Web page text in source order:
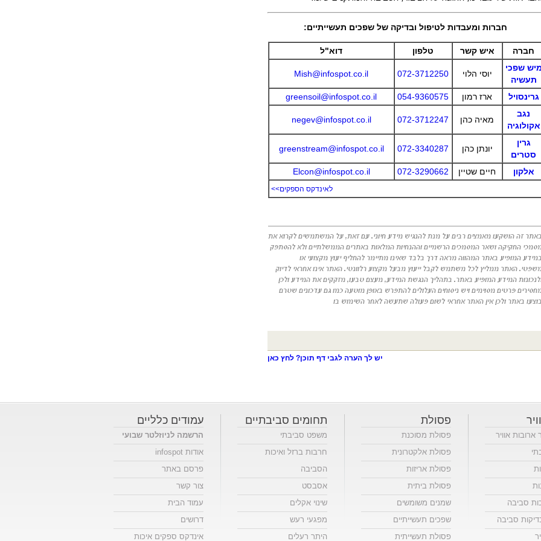
חברות ומעבדות לטיפול ובדיקה של שפכים תעשייתיים:
חברה איש קשר טלפון
דוא"ל
שפכי
תעשיה
יוסי הלוי 072-3712250
Mish@infospot.co.il
גרינסויל ארז רמון 054-9360575
greensoil@infospot.co.il
נגב
אקולוגיה
מאיה כהן 072-3712247
negev@infospot.co.il
גרין
סטרים
יונתן כהן 072-3340287
greenstream@infospot.co.il
אלקון חיים שטיין 072-3290662
Elcon@infospot.co.il
לאינדקס הספקים>>
יש לך הערה לגבי דף תוכן? לחץ כאן
ארובות אוויר
סביבה
סביבה
פסולת
פסולת מסוכנת
פסולת אלקטרונית
פסולת אריזות
פסולת ביתית
שמנים משומשים
שפכים תעשייתיים
פסולת תעשייתית
תחומים סביבתיים
משפט סביבתי
חרבות ברזל ואיכות
הסביבה
אסבסט
שינוי אקלים
מפגעי רעש
היתר רעלים
עמודים כלליים
הרשמה לניוזלטר שבועי
אודות infospot
פרסם באתר
צור קשר
עמוד הבית
דרושים
אינדקס ספקים איכות